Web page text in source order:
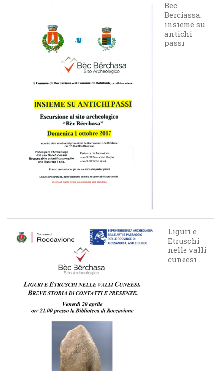
Bec
Berciassa:
insieme su
antichi
passi
Liguri e
Etruschi
nelle valli
cuneesi